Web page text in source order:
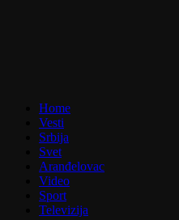
Home
Vesti
Srbija
Svet
Aranđelovac
Video
Sport
Televizija